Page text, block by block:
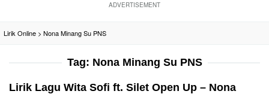
ADVERTISEMENT
Lirik Online > Nona Minang Su PNS
Tag: Nona Minang Su PNS
Lirik Lagu Wita Sofi ft. Silet Open Up – Nona